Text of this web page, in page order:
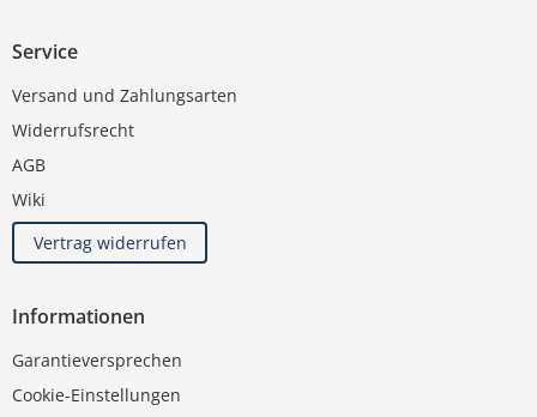
Service
Versand und Zahlungsarten
Widerrufsrecht
AGB
Wiki
Vertrag widerrufen
Informationen
Garantieversprechen
Cookie-Einstellungen